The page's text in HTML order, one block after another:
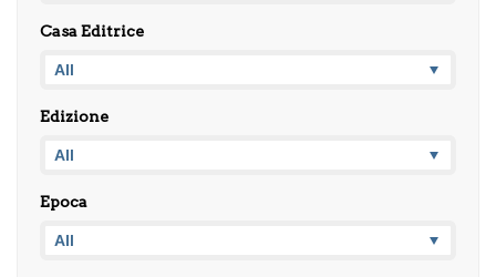
Casa Editrice
Edizione
Epoca